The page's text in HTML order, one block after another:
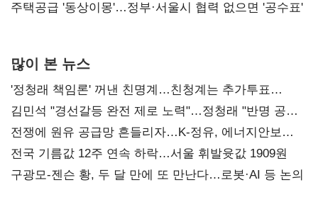
진실 밝혀야"
주택공급 '동상이몽'…정부·서울시 협력 없으면 '공수표'
많이 본 뉴스
'정청래 책임론' 꺼낸 친명계…친청계는 추가투표
때리기
김민석 "경선갈등 완전 제로 노력"…정청래 "반명 공세
사과부터"
전쟁에 원유 공급망 흔들리자…K-정유, 에너지안보
핵심으로 재부상
전국 기름값 12주 연속 하락…서울 휘발윳값 1909원
구광모-젠슨 황, 두 달 만에 또 만난다…로봇·AI 등 논의